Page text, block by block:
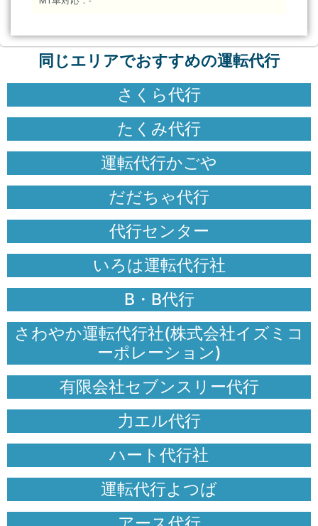
同じエリアでおすすめの運転代行
さくら代行
たくみ代行
運転代行かごや
だだちゃ代行
代行センター
いろは運転代行社
B・B代行
さわやか運転代行社(株式会社イズミコ
ーポレーション)
有限会社セブンスリー代行
力エル代行
ハート代行社
運転代行よつば